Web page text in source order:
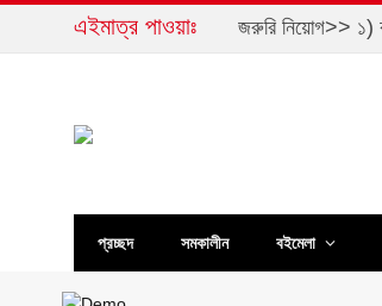
এইমাত্র পাওয়াঃ
প্রচ্ছদ সমকালীন বইমেলা